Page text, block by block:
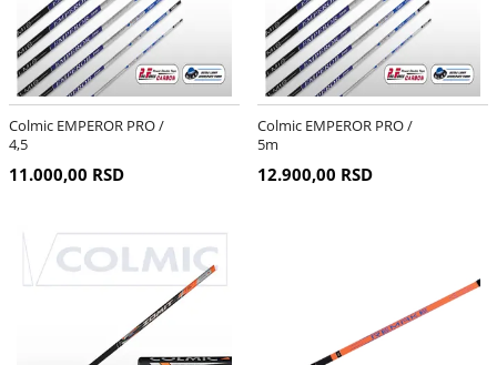
Colmic EMPEROR PRO /
4,5
11.000,00 RSD
Colmic EMPEROR PRO /
5m
12.900,00 RSD